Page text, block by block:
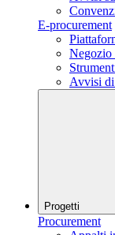
E-procurement
Avvisi
Progetti
Procurement